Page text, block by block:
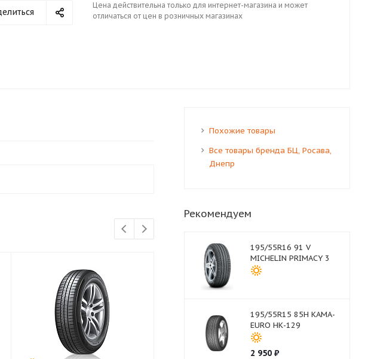
Цена действительна только для интернет-магазина и может
отличаться от цен в розничных магазинах
Похожие товары
Все товары бренда БЦ, Росава,
Днепр
Рекомендуем
195/55R16 91 V
MICHELIN PRIMACY 3
195/55R15 85H КАМА-
EURO НК-129
2 950₽